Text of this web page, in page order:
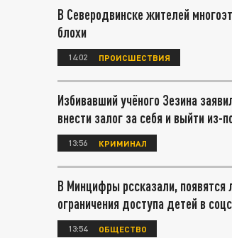
В Северодвинске жителей
блохи
14:02 ПРОИСШЕСТВИЯ
Избивавший учёного Зезина
внести залог за себя и выйти из-
13:56 КРИМИНАЛ
В Минцифры рссказали, появятся
ограничения доступа детей в
13:54 ОБЩЕСТВО